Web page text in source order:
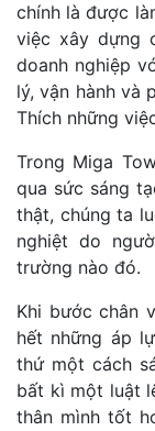
chính là được
việc xây dựng
doanh nghiệp
lý, vận hành và
Thích những
Trong Miga
qua sức sáng
thật, chúng ta
nghiệt do
trường nào đó.
Khi bước chân
hết những áp
thứ một cách
bất kì một luật
thân mình tốt